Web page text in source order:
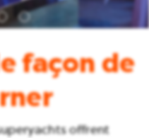
façon de
offrent